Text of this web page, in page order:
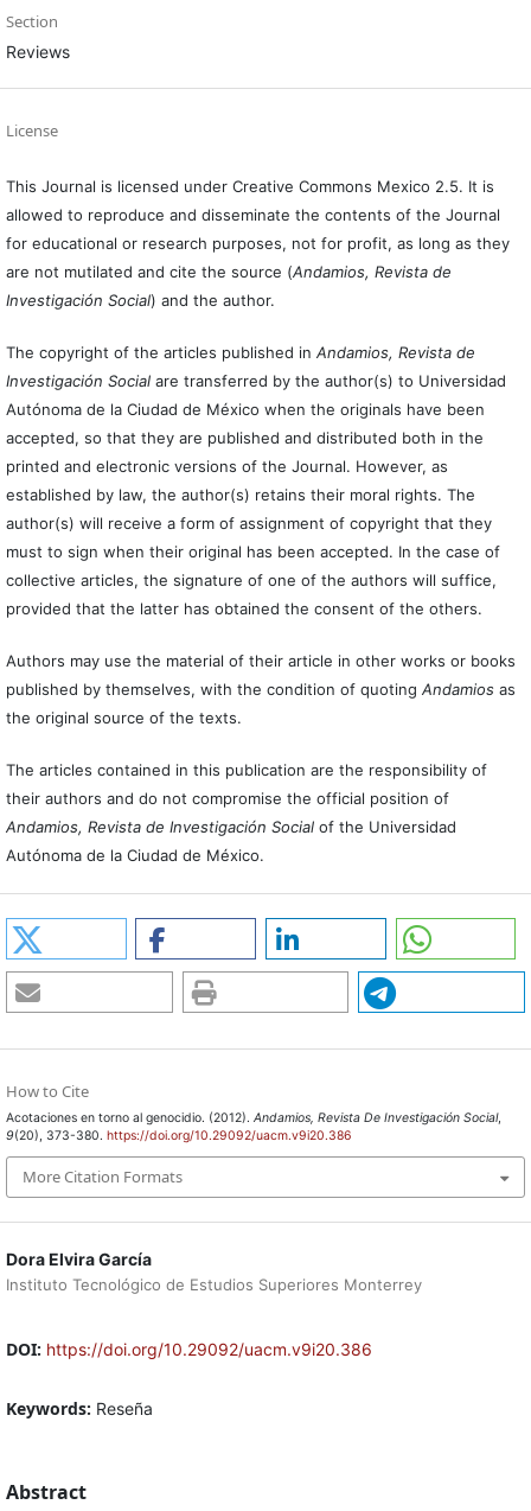
Dora Elvira García
Instituto Tecnológico de Estudios Superiores Monterrey
DOI: https://doi.org/10.29092/uacm.v9i20.386
Keywords: Reseña
Abstract
Section
Reviews
License
This Journal is licensed under Creative Commons Mexico 2.5. It is
allowed to reproduce and disseminate the contents of the Journal
for educational or research purposes, not for profit, as long as they
are not mutilated and cite the source (Andamios, Revista de
Investigación Social) and the author.
The copyright of the articles published in Andamios, Revista de
Investigación Socialare transferred by the author(s) to Universidad
Autónoma de la Ciudad de México when the originals have been
accepted, so that they are published and distributed both in the
printed and electronic versions of the Journal. However, as
established by law, the author(s) retains their moral rights. The
author(s) will receive a form of assignment of copyright that they
must to sign when their original has been accepted. In the case of
collective articles, the signature of one of the authors will suffice,
provided that the latter has obtained the consent of the others.
Authors may use the material of their article in other works or books
published by themselves, with the condition of quoting Andamiosas
the original source of the texts.
The articles contained in this publication are the responsibility of
their authors and do not compromise the official position of
Andamios, Revista de Investigación Social of the Universidad
Autónoma de la Ciudad de México.
How to Cite
Acotaciones en torno al genocidio. (2012). Andamios, Revista De Investigación Social,
9(20), 373-380. https://doi.org/10.29092/uacm.v9i20.386
More Citation Formats